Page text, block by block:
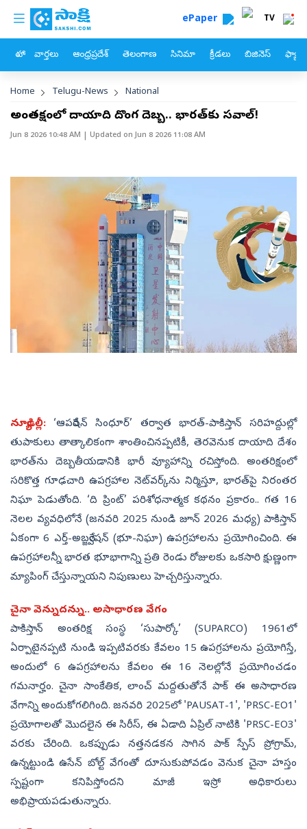
Skip to main content
custom menu ePaper TV
హోం వార్తలు ఆంధ్రప్రదేశ్ తెలంగాణ సినిమా క్రీడలు బిజినెస్
Breadcrumb
Home Telugu-News National
అంతరిక్షంలో దాయాది దొంగ దెబ్బ.. భారత్‌కు సవాల్!
Jun 8 2026 10:48 AM | Updated onJun 8 2026 11:08 AM
న్యూఢిల్లీ:‘ఆపరేషన్ సింధూర్’ తర్వాత భారత్-పాకిస్తాన్ సరిహద్దుల్లో
తుపాకులు తాత్కాలికంగా శాంతించినప్పటికీ, తెరవెనుక దాయాది దేశం
భారత్‌ను దెబ్బతీయడానికి భారీ వ్యూహాన్ని రచిస్తోంది. అంతరిక్షంలో
సరికొత్త గూఢచారి ఉపగ్రహాల నెట్‌వర్క్‌ను నిర్మిస్తూ, భారత్‌పై నిరంతర
నిఘా పెడుతోంది. ‘ది ప్రింట్’ పరిశోధనాత్మక కథనం ప్రకారం.. గత 16
నెలల వ్యవధిలోనే (జనవరి 2025 నుండి జూన్ 2026 మధ్య) పాకిస్తాన్
ఏకంగా 6 ఎర్త్-అబ్జర్వేషన్ (భూ-నిఘా) ఉపగ్రహాలను ప్రయోగించింది. ఈ
ఉపగ్రహాలన్నీ భారత భూభాగాన్ని ప్రతి రెండు రోజులకు ఒకసారి క్షుణ్ణంగా
మ్యాపింగ్ చేస్తున్నాయని నిపుణులు హెచ్చరిస్తున్నారు.
చైనా వెన్నుదన్ను.. అసాధారణ వేగం
పాకిస్తాన్ అంతరిక్ష సంస్థ ‘సుపార్కో’ (SUPARCO) 1961లో
ఏర్పాటైనప్పటి నుండి ఇప్పటివరకు కేవలం 15 ఉపగ్రహాలను ప్రయోగిస్తే,
అందులో 6 ఉపగ్రహాలను కేవలం ఈ 16 నెలల్లోనే ప్రయోగించడం
గమనార్హం. చైనా సాంకేతిక, లాంచ్ మద్దతుతోనే పాక్ ఈ అసాధారణ
వేగాన్ని అందుకోగలిగింది. జనవరి 2025లో 'PAUSAT-1', 'PRSC-EO1'
ప్రయోగాలతో మొదలైన ఈ సిరీస్, ఈ ఏడాది ఏప్రిల్ నాటికి 'PRSC-EO3'
వరకు చేరింది. ఒకప్పుడు నత్తనడకన సాగిన పాక్ స్పేస్ ప్రోగ్రామ్,
ఉన్నట్టుండి ఉసేన్ బోల్ట్ వేగంతో దూసుకుపోవడం వెనుక చైనా హస్తం
స్పష్టంగా కనిపిస్తోందని మాజీ ఇస్రో అధికారులు
అభిప్రాయపడుతున్నారు.